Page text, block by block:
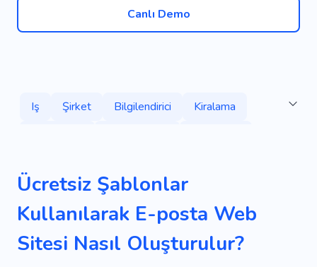
Canlı Demo
Iş Şirket Bilgilendirici
Kiralama
Dinamik
Aile Güç Sistemleri
Ekonomi
Ulaşım
Toplu Taşıma
Yük Taşımacılığı
Hareketli
Depo
Ücretsiz Şablonlar
Kullanılarak E-posta Web
Sitesi Nasıl Oluşturulur?